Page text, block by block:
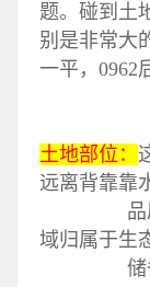
题。碰到土
别是非常大
一平，0962
土地部位：
远离背靠靠
品房开
域归属于生
储备的